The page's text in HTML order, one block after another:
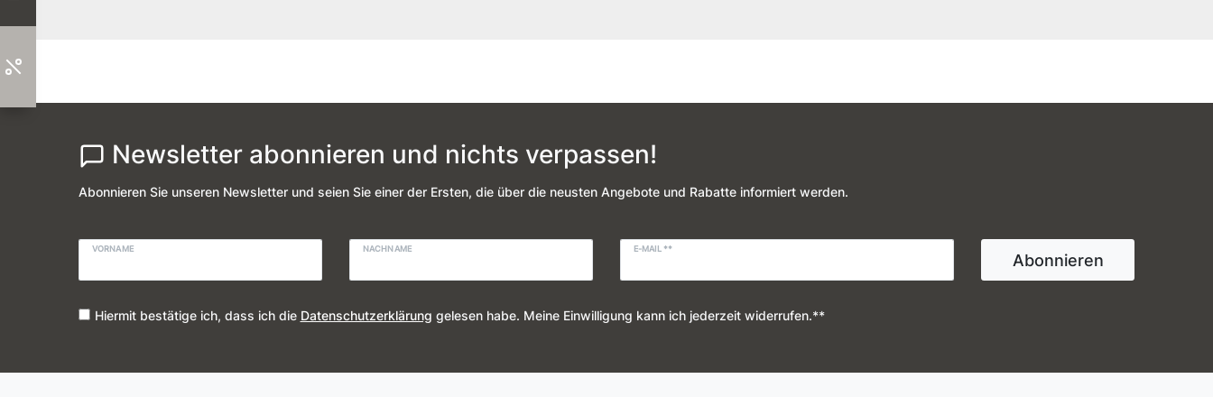
Newsletter abonnieren und nichts verpassen!
Abonnieren Sie unseren Newsletter und seien Sie einer der Ersten, die über die neusten Angebote und Rabatte informiert werden.
VORNAME NACHNAME E-MAIL **
Abonnieren
Hiermit bestätige ich, dass ich die Daten­schutz­erklärung gelesen habe. Meine Einwilligung kann ich jederzeit widerrufen.**